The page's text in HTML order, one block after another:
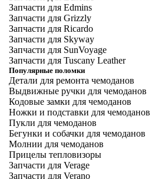
Запчасти для Edmins
Запчасти для Grizzly
Запчасти для Ricardo
Запчасти для Skyway
Запчасти для SunVoyage
Запчасти для Tuscany Leather
Популярные поломки
Детали для ремонта чемоданов
Выдвижные ручки для чемоданов
Кодовые замки для чемоданов
Ножки и подставки для чемоданов
Пукли для чемоданов
Бегунки и собачки для чемоданов
Молнии для чемоданов
Прицелы тепловизоры
Запчасти для Verage
Запчасти для Verano